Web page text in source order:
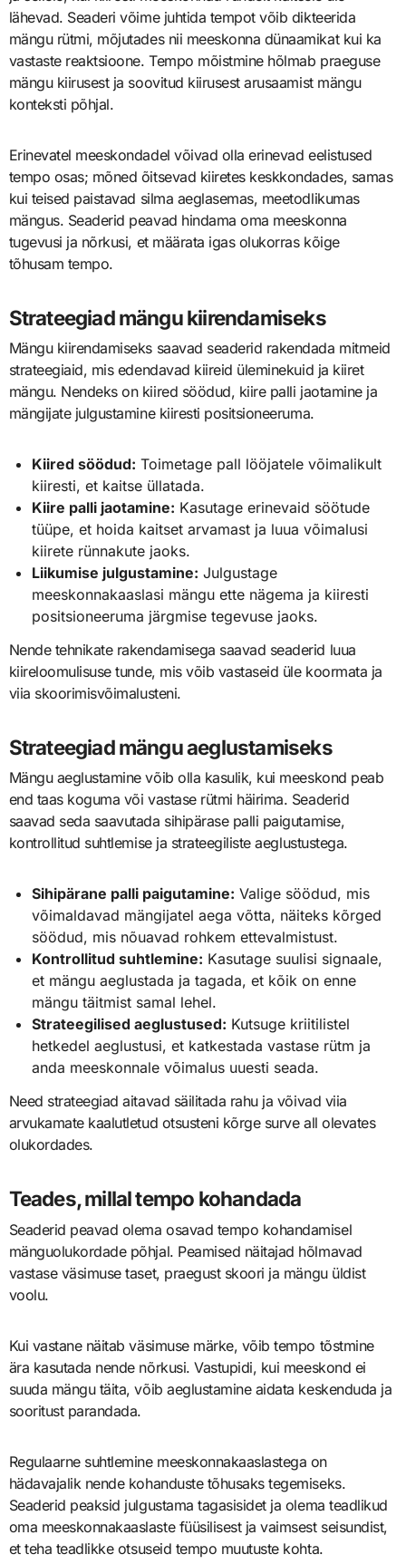
lähevad. Seaderi võime juhtida tempot võib dikteerida
mängu rütmi, mõjutades nii meeskonna dünaamikat kui ka
vastaste reaktsioone. Tempo mõistmine hõlmab praeguse
mängu kiirusest ja soovitud kiirusest arusaamist mängu
konteksti põhjal.
Erinevatel meeskondadel võivad olla erinevad eelistused
tempo osas; mõned õitsevad kiiretes keskkondades, samas
kui teised paistavad silma aeglasemas, meetodlikumas
mängus. Seaderid peavad hindama oma meeskonna
tugevusi ja nõrkusi, et määrata igas olukorras kõige
tõhusam tempo.
Strateegiad mängu kiirendamiseks
Mängu kiirendamiseks saavad seaderid rakendada mitmeid
strateegiaid, mis edendavad kiireid üleminekuid ja kiiret
mängu. Nendeks on kiired söödud, kiire palli jaotamine ja
mängijate julgustamine kiiresti positsioneeruma.
Kiired söödud: Toimetage pall lööjatele võimalikult
kiiresti, et kaitse üllatada.
Kiire palli jaotamine: Kasutage erinevaid söötude
tüüpe, et hoida kaitset arvamast ja luua võimalusi
kiirete rünnakute jaoks.
Liikumise julgustamine: Julgustage
meeskonnakaaslasi mängu ette nägema ja kiiresti
positsioneeruma järgmise tegevuse jaoks.
Nende tehnikate rakendamisega saavad seaderid luua
kiireloomulisuse tunde, mis võib vastaseid üle koormata ja
viia skoorimisvõimalusteni.
Strateegiad mängu aeglustamiseks
Mängu aeglustamine võib olla kasulik, kui meeskond peab
end taas koguma või vastase rütmi häirima. Seaderid
saavad seda saavutada sihipärase palli paigutamise,
kontrollitud suhtlemise ja strateegiliste aeglustustega.
Sihipärane palli paigutamine: Valige söödud, mis
võimaldavad mängijatel aega võtta, näiteks kõrged
söödud, mis nõuavad rohkem ettevalmistust.
Kontrollitud suhtlemine: Kasutage suulisi signaale,
et mängu aeglustada ja tagada, et kõik on enne
mängu täitmist samal lehel.
Strateegilised aeglustused: Kutsuge kriitilistel
hetkedel aeglustusi, et katkestada vastase rütm ja
anda meeskonnale võimalus uuesti seada.
Need strateegiad aitavad säilitada rahu ja võivad viia
arvukamate kaalutletud otsusteni kõrge surve all olevates
olukordades.
Teades, millal tempo kohandada
Seaderid peavad olema osavad tempo kohandamisel
mänguolukordade põhjal. Peamised näitajad hõlmavad
vastase väsimuse taset, praegust skoori ja mängu üldist
voolu.
Kui vastane näitab väsimuse märke, võib tempo tõstmine
ära kasutada nende nõrkusi. Vastupidi, kui meeskond ei
suuda mängu täita, võib aeglustamine aidata keskenduda ja
sooritust parandada.
Regulaarne suhtlemine meeskonnakaaslastega on
hädavajalik nende kohanduste tõhusaks tegemiseks.
Seaderid peaksid julgustama tagasisidet ja olema teadlikud
oma meeskonnakaaslaste füüsilisest ja vaimsest seisundist,
et teha teadlikke otsuseid tempo muutuste kohta.